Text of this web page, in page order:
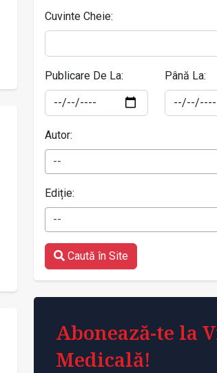
Cuvinte Cheie:
Publicare De La: Până La:
Autor:
--
Ediție:
--
Caută în Site
Abonează-te la
Medicală!